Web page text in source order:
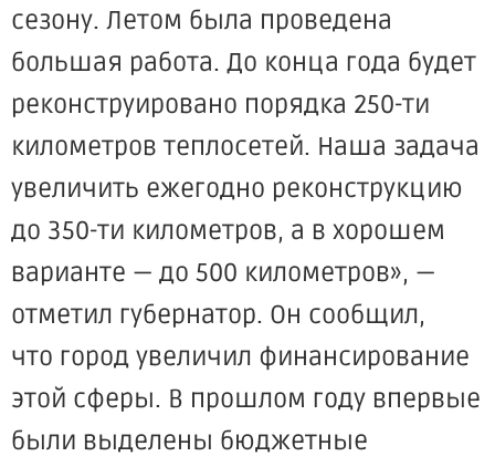
сезону. Летом была проведена
большая работа. До конца года будет
реконструировано порядка 250-ти
километров теплосетей. Наша задача
увеличить ежегодно реконструкцию
до 350-ти километров, а в хорошем
варианте — до 500 километров», —
отметил губернатор. Он сообщил,
что город увеличил финансирование
этой сферы. В прошлом году впервые
были выделены бюджетные